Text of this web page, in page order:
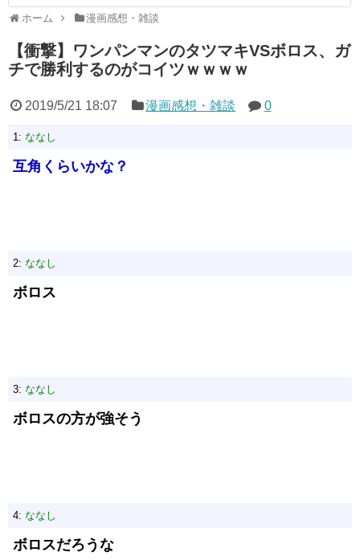
ホーム 漫画感想・雑談
【衝撃】ワンパンマンのタツマキVSボロス、ガ
チで勝利するのがコイツｗｗｗｗ
2019/5/21 18:07 漫画感想・雑談 0
1: ななし
互角くらいかな？
2: ななし
ボロス
3: ななし
ボロスの方が強そう
4: ななし
ボロスだろうな